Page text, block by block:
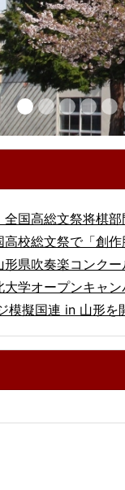
全国高総文祭将棋
高校総文祭で「創
形県吹奏楽コンク
大学オープンキャ
模擬国連 in 山形を